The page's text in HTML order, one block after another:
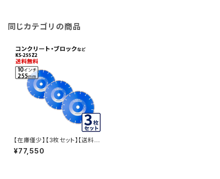
同じカテゴリの商品
【在庫僅少】【3枚セット】【送料無
料】KS-255Z2 乾式 KSセグメ
ント ゼットツー 10インチ 255m
¥77,550